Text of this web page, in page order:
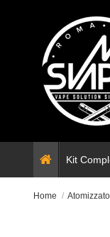
Kit
Home